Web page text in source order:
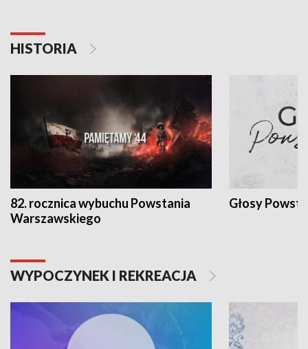
HISTORIA
82. rocznica wybuchu Powstania
Warszawskiego
Głosy
WYPOCZYNEK I REKREACJA